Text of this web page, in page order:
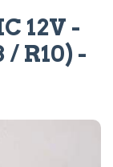
12V -
/ R10) -